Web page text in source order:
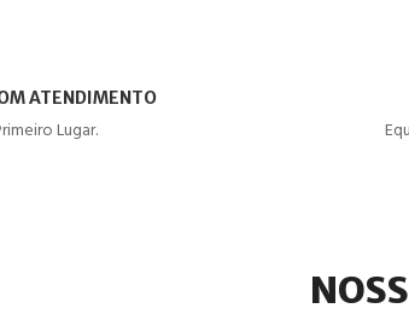
ATENDIMENTO
Lugar.